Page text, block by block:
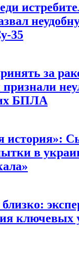
35
за
БПЛА
история»:
в
ключевых